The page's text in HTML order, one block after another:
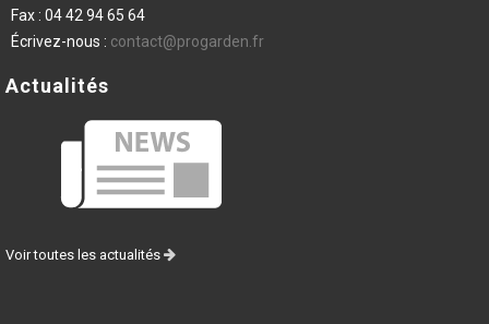
Fax : 04 42 94 65 64
Écrivez-nous : contact@progarden.fr
Actualités
Voir toutes les actualités